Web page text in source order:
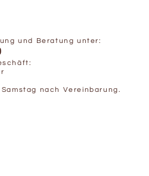
und Beratung unter:
nach Vereinbarung.